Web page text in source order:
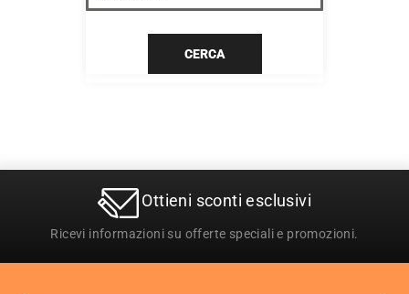
CERCA
Ottieni sconti esclusivi
Ricevi informazioni su offerte speciali e promozioni.